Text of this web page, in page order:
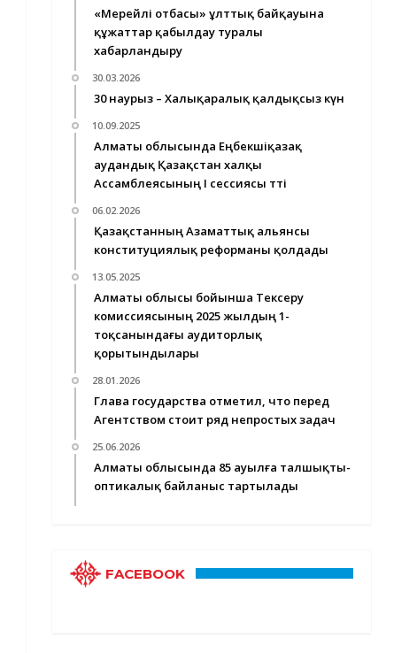
«Мерейлі отбасы» ұлттық байқауына
құжаттар қабылдау туралы
хабарландыру
30.03.2026
30 наурыз – Халықаралық қалдықсыз күн
10.09.2025
Алматы облысында Еңбекшіқазақ
аудандық Қазақстан халқы
Ассамблеясының І сессиясы өтті
06.02.2026
Қазақстанның Азаматтық альянсы
конституциялық реформаны қолдады
13.05.2025
Алматы облысы бойынша Тексеру
комиссиясының 2025 жылдың 1-
тоқсанындағы аудиторлық
қорытындылары
28.01.2026
Глава государства отметил, что перед
Агентством стоит ряд непростых задач
25.06.2026
Алматы облысында 85 ауылға талшықты-
оптикалық байланыс тартылады
FACEBOOK